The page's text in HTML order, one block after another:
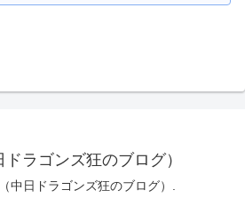
ラゴンズ狂のブログ）
中日ドラゴンズ狂のブログ）.